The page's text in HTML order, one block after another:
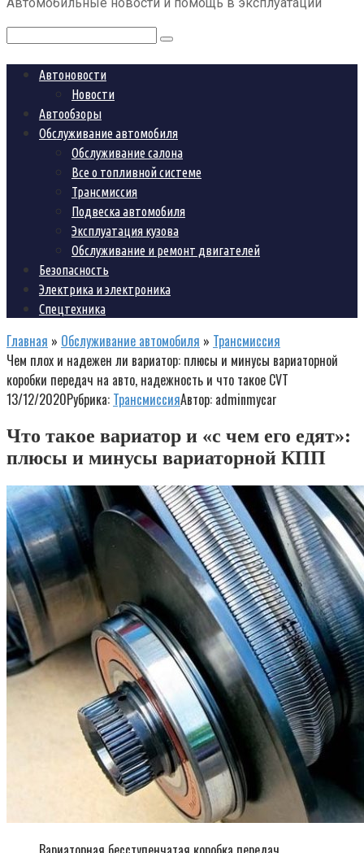
Поиск:
Автоновости
Новости
Автообзоры
Обслуживание автомобиля
Обслуживание салона
Все о топливной системе
Трансмиссия
Подвеска автомобиля
Эксплуатация кузова
Обслуживание и ремонт двигателей
Безопасность
Электрика и электроника
Спецтехника
Главная » Обслуживание автомобиля » Трансмиссия
Чем плох и надежен ли вариатор: плюсы и минусы вариаторной
коробки передач на авто, надежность и что такое CVT
13/12/2020Рубрика: ТрансмиссияАвтор: adminmycar
Что такое вариатор и «с чем его едят»:
плюсы и минусы вариаторной КПП